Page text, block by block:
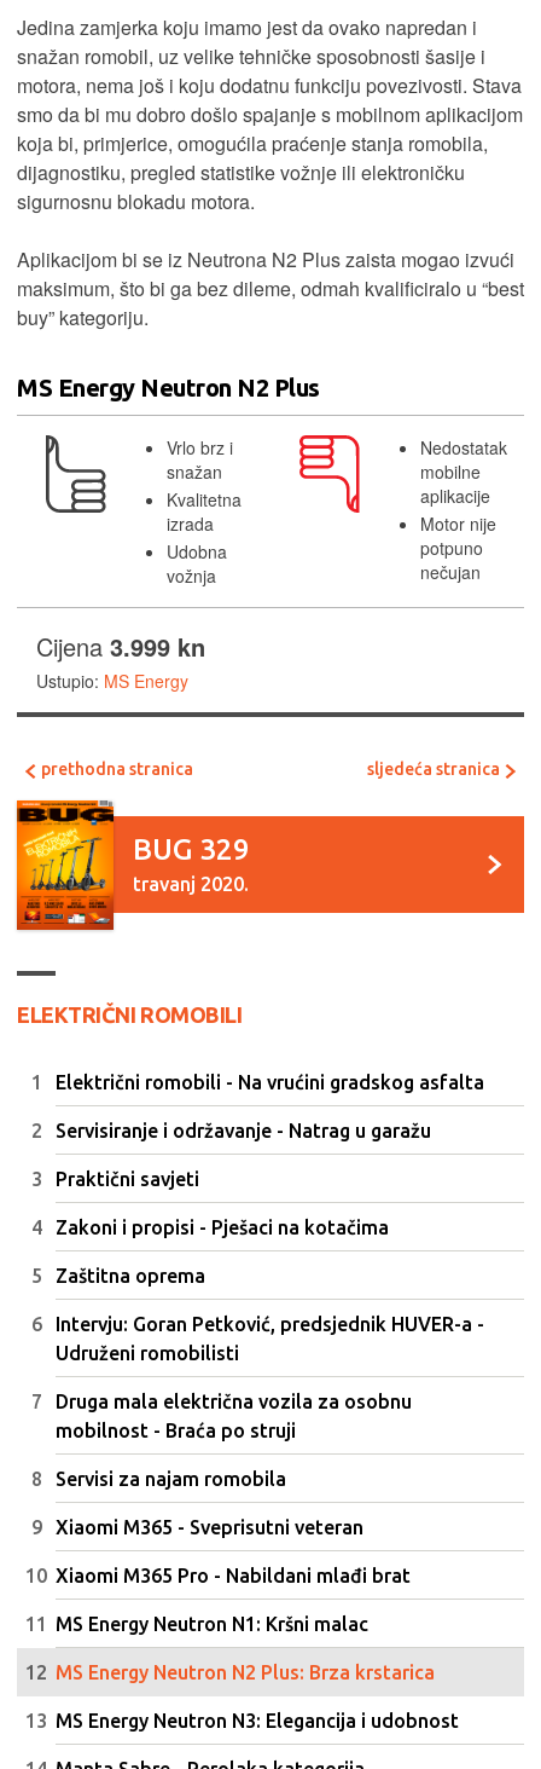
Jedina zamjerka koju imamo jest da ovako napredan i
snažan romobil, uz velike tehničke sposobnosti šasije i
motora, nema još i koju dodatnu funkciju povezivosti. Stava
smo da bi mu dobro došlo spajanje s mobilnom aplikacijom
koja bi, primjerice, omogućila praćenje stanja romobila,
dijagnostiku, pregled statistike vožnje ili elektroničku
sigurnosnu blokadu motora.
Aplikacijom bi se iz Neutrona N2 Plus zaista mogao izvući
maksimum, što bi ga bez dileme, odmah kvalificiralo u “best
buy” kategoriju.
MS Energy Neutron N2 Plus
Vrlo brz i
snažan
Kvalitetna
izrada
Udobna
vožnja
Nedostatak
mobilne
aplikacije
Motor nije
potpuno
nečujan
Cijena 3.999 kn
Ustupio: MS Energy
prethodna stranica sljedeća stranica
BUG 329
travanj 2020.
ELEKTRIČNI ROMOBILI
Električni romobili - Na vrućini gradskog asfalta
Servisiranje i održavanje - Natrag u garažu
Praktični savjeti
Zakoni i propisi - Pješaci na kotačima
Zaštitna oprema
Intervju: Goran Petković, predsjednik HUVER-a -
Udruženi romobilisti
Druga mala električna vozila za osobnu
mobilnost - Braća po struji
Servisi za najam romobila
Xiaomi M365 - Sveprisutni veteran
Xiaomi M365 Pro - Nabildani mlađi brat
MS Energy Neutron N1: Kršni malac
MS Energy Neutron N2 Plus: Brza krstarica
MS Energy Neutron N3: Elegancija i udobnost